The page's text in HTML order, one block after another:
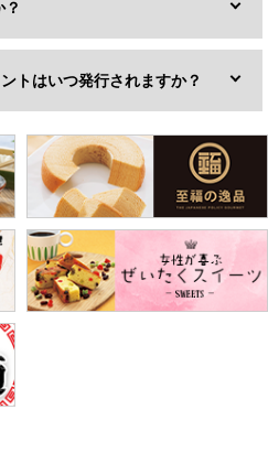
トはいつ発行されますか？